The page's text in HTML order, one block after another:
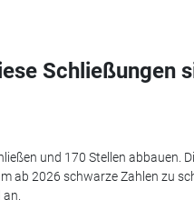
Schließungen
und 170 Stellen abbauen.
ab 2026 schwarze Zahlen zu